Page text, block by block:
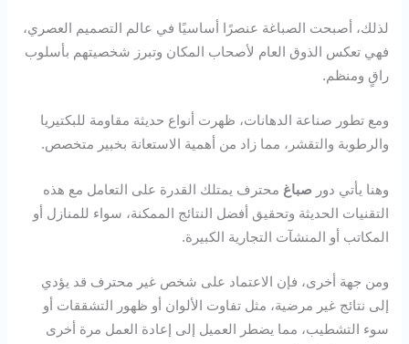
لذلك، أصبحت الصباغة عنصرًا أساسيًا في عالم التصميم العصري،
فهي تعكس الذوق العام لأصحاب المكان وتبرز شخصيتهم بأسلوب
راقٍ ومنظم.
ومع تطور صناعة الدهانات، ظهرت أنواع حديثة مقاومة للبكتيريا
والرطوبة والتقشر، مما زاد من أهمية الاستعانة بخبير متخصص.
وهنا يأتي دور صباغ محترف يمتلك القدرة على التعامل مع هذه
التقنيات الحديثة وتحقيق أفضل النتائج الممكنة، سواء للمنازل أو
المكاتب أو المنشآت التجارية الكبيرة.
ومن جهة أخرى، فإن الاعتماد على شخص غير محترف قد يؤدي
إلى نتائج غير مرضية، مثل تفاوت الألوان أو ظهور التشققات أو
سوء التشطيب، مما يضطر العميل إلى إعادة العمل مرة أخرى